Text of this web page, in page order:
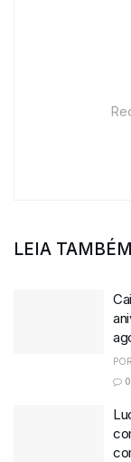
LEIA TAMBÉM
POR
0